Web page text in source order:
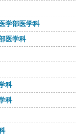
学部医学科
医学科
科
科